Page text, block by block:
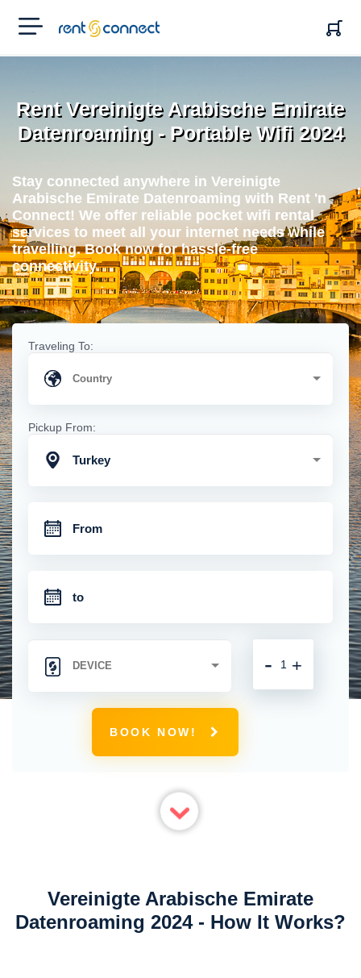
RENT'N
CONNECT
Rent Vereinigte Arabische Emirate
Datenroaming - Portable Wifi 2024
Stay connected anywhere in Vereinigte
Arabische Emirate Datenroaming with Rent 'n
Connect! We offer reliable pocket wifi rental
services to meet all your internet needs while
travelling. Book now for hassle-free
connectivity.
Traveling To:
Pickup From:
Turkey
+
-
BOOK NOW!
Vereinigte Arabische Emirate
Datenroaming 2024 - How It Works?